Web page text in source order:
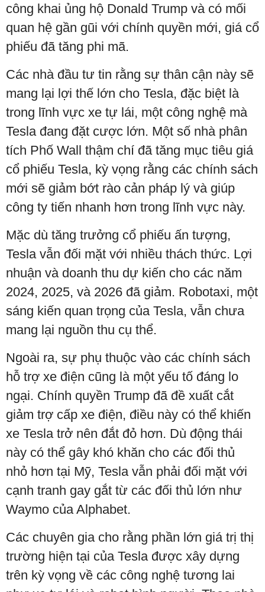
công khai ủng hộ Donald Trump và có mối
quan hệ gần gũi với chính quyền mới, giá cổ
phiếu đã tăng phi mã.
Các nhà đầu tư tin rằng sự thân cận này sẽ
mang lại lợi thế lớn cho Tesla, đặc biệt là
trong lĩnh vực xe tự lái, một công nghệ mà
Tesla đang đặt cược lớn. Một số nhà phân
tích Phố Wall thậm chí đã tăng mục tiêu giá
cổ phiếu Tesla, kỳ vọng rằng các chính sách
mới sẽ giảm bớt rào cản pháp lý và giúp
công ty tiến nhanh hơn trong lĩnh vực này.
Mặc dù tăng trưởng cổ phiếu ấn tượng,
Tesla vẫn đối mặt với nhiều thách thức. Lợi
nhuận và doanh thu dự kiến cho các năm
2024, 2025, và 2026 đã giảm. Robotaxi, một
sáng kiến quan trọng của Tesla, vẫn chưa
mang lại nguồn thu cụ thể.
Ngoài ra, sự phụ thuộc vào các chính sách
hỗ trợ xe điện cũng là một yếu tố đáng lo
ngại. Chính quyền Trump đã đề xuất cắt
giảm trợ cấp xe điện, điều này có thể khiến
xe Tesla trở nên đắt đỏ hơn. Dù động thái
này có thể gây khó khăn cho các đối thủ
nhỏ hơn tại Mỹ, Tesla vẫn phải đối mặt với
cạnh tranh gay gắt từ các đối thủ lớn như
Waymo của Alphabet.
Các chuyên gia cho rằng phần lớn giá trị thị
trường hiện tại của Tesla được xây dựng
trên kỳ vọng về các công nghệ tương lai